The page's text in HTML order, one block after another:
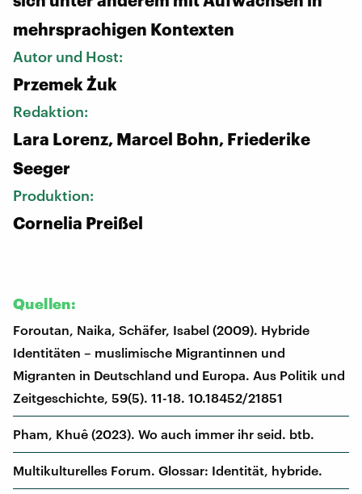
mehrsprachigen Kontexten
Autor und Host:
Przemek Żuk
Redaktion:
Lara Lorenz, Marcel Bohn, Friederike
Seeger
Produktion:
Cornelia Preißel
Quellen:
Foroutan, Naika, Schäfer, Isabel (2009). Hybride
Identitäten – muslimische Migrantinnen und
Migranten in Deutschland und Europa. Aus Politik und
Zeitgeschichte, 59(5). 11-18. 10.18452/21851
Pham, Khuê (2023). Wo auch immer ihr seid. btb.
Multikulturelles Forum. Glossar: Identität, hybride.